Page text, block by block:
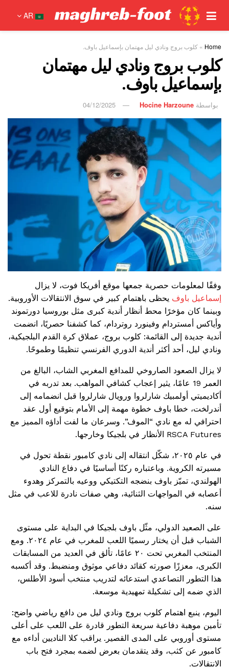
AR
Home
» كلوب بروج ونادي ليل مهتمان بإسماعيل باوف.
كلوب بروج ونادي ليل مهتمان
بإسماعيل باوف.
بواسطة Hocine Harzoune
04/12/2025
وفقًا لمعلومات حصرية جمعها موقع أفريكا فوت، لا يزال
إسماعيل باوف يحظى باهتمام كبير في سوق الانتقالات الأوروبية.
وبينما كان مؤخرًا محط أنظار أندية كبرى مثل بوروسيا دورتموند
وأياكس أمستردام وفينورد روتردام، كما كشفنا حصريًا، انضمت
أندية جديدة إلى القائمة: كلوب بروج، عملاق كرة القدم البلجيكية،
ونادي ليل، أحد أكثر أندية الدوري الفرنسي تنظيمًا وطموحًا.
لا يزال الصعود الصاروخي للمدافع المغربي الشاب، البالغ من
العمر 19 عامًا، يثير إعجاب كشافي المواهب. بعد تدربه في
أكاديميتي أولمبيك شارلروا ورويال شارلروا قبل انضمامه إلى
أندرلخت، خطا باوف خطوة مهمة إلى الأمام بتوقيع أول عقد
احترافي له مع نادي “الموف”. وسرعان ما لفت أداؤه المميز مع
RSCA Futures الأنظار في بلجيكا وخارجها.
في عام ٢٠٢٥، شكّل انتقاله إلى نادي كامبور نقطة تحول في
مسيرته الكروية. وباعتباره ركنًا أساسيًا في دفاع النادي
الهولندي، تميّز باوف بنضجه التكتيكي ووعيه بالتمركز وهدوء
أعصابه في المواجهات الثنائية، وهي صفات نادرة للاعب في مثل
سنه.
على الصعيد الدولي، مثّل باوف بلجيكا في البداية على مستوى
الشباب قبل أن يختار رسميًا اللعب للمغرب في عام ٢٠٢٤. ومع
المنتخب المغربي تحت ٢٠ عامًا، تألق في العديد من المسابقات
الكبرى، معززًا صورته كقائد دفاعي موثوق ومنضبط. وقد أكسبه
هذا التطور التصاعدي استدعائه لتدريب منتخب أسود الأطلس،
الذي ضمه إلى تشكيلة تمهيدية موسعة.
اليوم، ينبع اهتمام كلوب بروج ونادي ليل من دافع رياضي واضح:
تأمين موهبة دفاعية سريعة التطور قادرة على اللعب على أعلى
مستوى أوروبي على المدى القصير. يراقب كلا الناديين أداءه مع
كامبور عن كثب، وقد يتقدمان بعرض لضمه بمجرد فتح باب
الانتقالات.